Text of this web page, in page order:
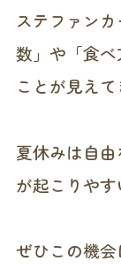
ステファン
数」や「食
ことが見えて
夏休みは自
が起こりやす
ぜひこの機